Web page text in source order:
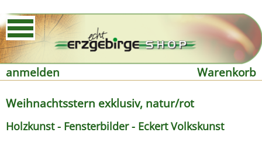
anmelden
Warenkorb
Weihnachtsstern exklusiv, natur/rot
Holzkunst - Fensterbilder - Eckert Volkskunst